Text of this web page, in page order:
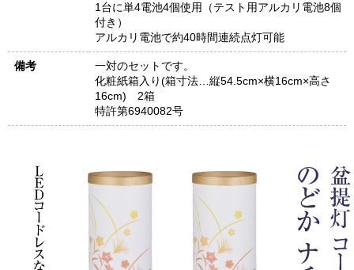
1台に単4電池4個使用（テスト用アルカリ電池8個
付き）
アルカリ電池で約40時間連続点灯可能
備考
一対のセットです。
化粧紙箱入り(箱寸法…縦54.5cm×横16cm×高さ
16cm) 2箱
特許第6940082号